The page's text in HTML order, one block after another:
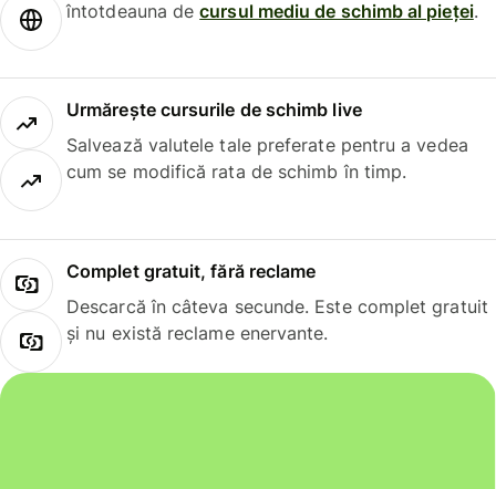
întotdeauna decursul mediu de schimb al pieței.
Urmărește cursurile de schimb live
Salvează valutele tale preferate pentru a vedea
cum se modifică rata de schimb în timp.
Complet gratuit, fără reclame
Descarcă în câteva secunde. Este complet gratuit
și nu există reclame enervante.